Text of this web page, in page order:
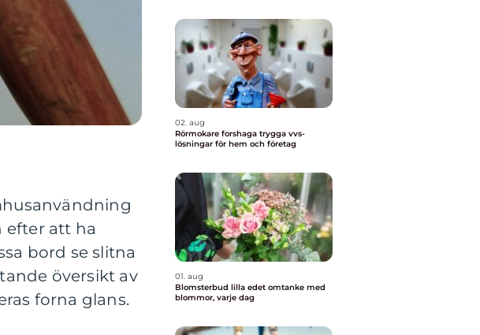
efter att ha
bord se slitna
översikt av
forna glans.
02. aug
Rörmokare forshaga trygga vvs-
lösningar för hem och företag
01. aug
Blomsterbud lilla edet omtanke med
blommor, varje dag